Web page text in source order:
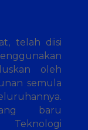
telah diisi
oleh
semula
baru